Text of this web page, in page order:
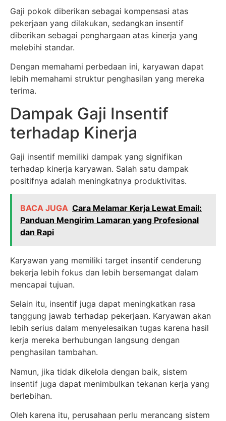
Gaji pokok diberikan sebagai kompensasi atas
pekerjaan yang dilakukan, sedangkan insentif
diberikan sebagai penghargaan atas kinerja yang
melebihi standar.
Dengan memahami perbedaan ini, karyawan dapat
lebih memahami struktur penghasilan yang mereka
terima.
Dampak Gaji Insentif
terhadap Kinerja
Gaji insentif memiliki dampak yang signifikan
terhadap kinerja karyawan. Salah satu dampak
positifnya adalah meningkatnya produktivitas.
BACA JUGA Cara Melamar Kerja Lewat Email:
Panduan Mengirim Lamaran yang Profesional
dan Rapi
Karyawan yang memiliki target insentif cenderung
bekerja lebih fokus dan lebih bersemangat dalam
mencapai tujuan.
Selain itu, insentif juga dapat meningkatkan rasa
tanggung jawab terhadap pekerjaan. Karyawan akan
lebih serius dalam menyelesaikan tugas karena hasil
kerja mereka berhubungan langsung dengan
penghasilan tambahan.
Namun, jika tidak dikelola dengan baik, sistem
insentif juga dapat menimbulkan tekanan kerja yang
berlebihan.
Oleh karena itu, perusahaan perlu merancang sistem